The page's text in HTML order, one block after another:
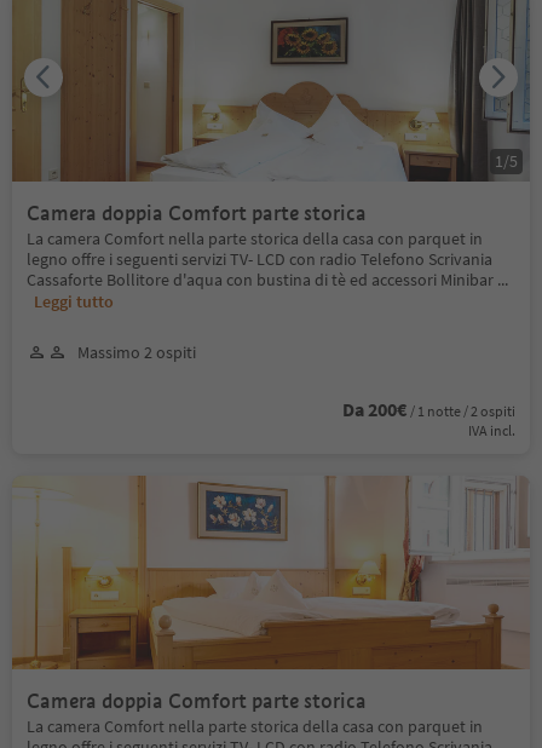
Camera doppia Comfort parte storica
La camera Comfort nella parte storica della casa con parquet in
legno offre i seguenti servizi TV- LCD con radio Telefono Scrivania
Cassaforte Bollitore d'aqua con bustina di tè ed accessori Minibar ...
Leggi tutto
Massimo 2 ospiti
Da 200€ / 1 notte / 2 ospiti
IVA incl.
1 /5
Camera doppia Comfort parte storica
La camera Comfort nella parte storica della casa con parquet in